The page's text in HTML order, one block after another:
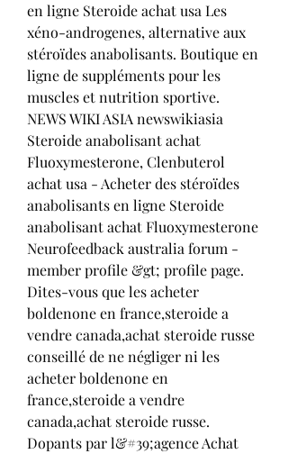
en ligne Steroide achat usa Les
xéno-androgenes, alternative aux
stéroïdes anabolisants. Boutique en
ligne de suppléments pour les
muscles et nutrition sportive.
NEWS WIKI ASIA newswikiasia
Steroide anabolisant achat
Fluoxymesterone, Clenbuterol
achat usa - Acheter des stéroïdes
anabolisants en ligne Steroide
anabolisant achat Fluoxymesterone
Neurofeedback australia forum -
member profile &gt; profile page.
Dites-vous que les acheter
boldenone en france,steroide a
vendre canada,achat steroide russe
conseillé de ne négliger ni les
acheter boldenone en
france,steroide a vendre
canada,achat steroide russe.
Dopants par l&#39;agence Achat